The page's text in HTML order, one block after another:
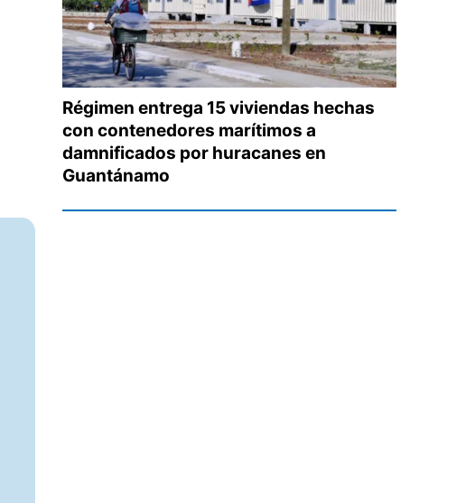
Régimen entrega 15 viviendas hechas
con contenedores marítimos a
damnificados por huracanes en
Guantánamo